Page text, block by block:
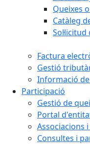
Queixes
Catàleg
Factura
Gestió
Informació
Participació
Gestió de
Portal
Associacions
Consultes i